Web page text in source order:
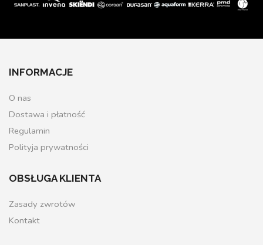
INFORMACJE
O nas
Dostawa i płatność
Regulamin
Polityja prywatności
OBSŁUGA KLIENTA
Zasady zwrotów
Kontakt